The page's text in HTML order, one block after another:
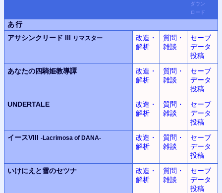
ダウン
ロード
あ行
アサシンクリード III リマスター
改造・
解析
質問・
雑談
セーブ
データ
投稿
あなたの四騎姫教導譚
改造・
解析
質問・
雑談
セーブ
データ
投稿
UNDERTALE
改造・
解析
質問・
雑談
セーブ
データ
投稿
イースVIII -Lacrimosa of DANA-
改造・
解析
質問・
雑談
セーブ
データ
投稿
いけにえと雪のセツナ
改造・
解析
質問・
雑談
セーブ
データ
投稿